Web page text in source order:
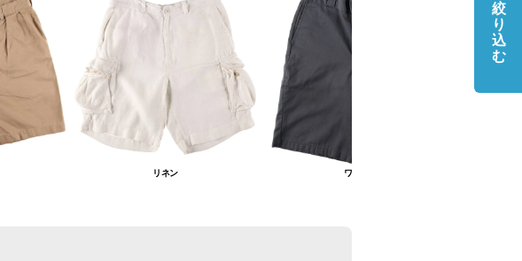
リネン ワーク
絞
り
込
む